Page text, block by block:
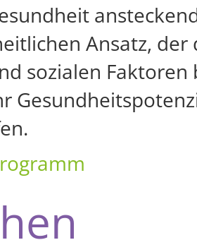
Ansatz,
sozialen